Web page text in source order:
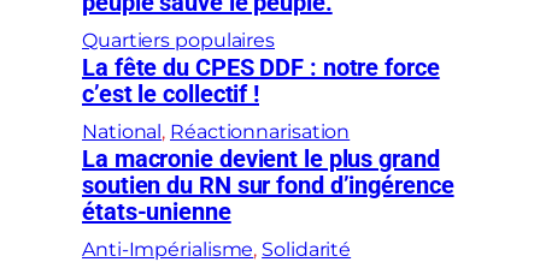
Quartiers populaires
La fête du CPES DDF : notre force
c’est le collectif !
National, Réactionnarisation
La macronie devient le plus grand
soutien du RN sur fond d’ingérence
états-unienne
Anti-Impérialisme, Solidarité